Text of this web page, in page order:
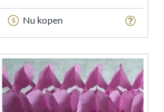
Nu kopen